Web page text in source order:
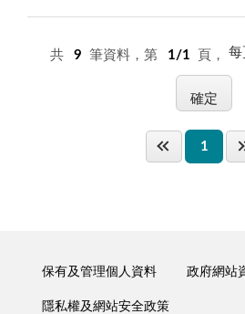
共 9 筆資料，第 1/1 頁， 每
1
保有及管理個人資料 政府網站
隱私權及網站安全政策